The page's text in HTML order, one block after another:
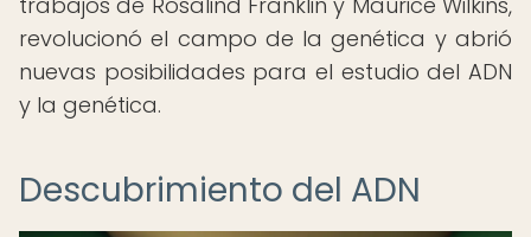
revolucionó el campo de la genética y abrió
nuevas posibilidades para el estudio del ADN
y la genética.
Descubrimiento del ADN